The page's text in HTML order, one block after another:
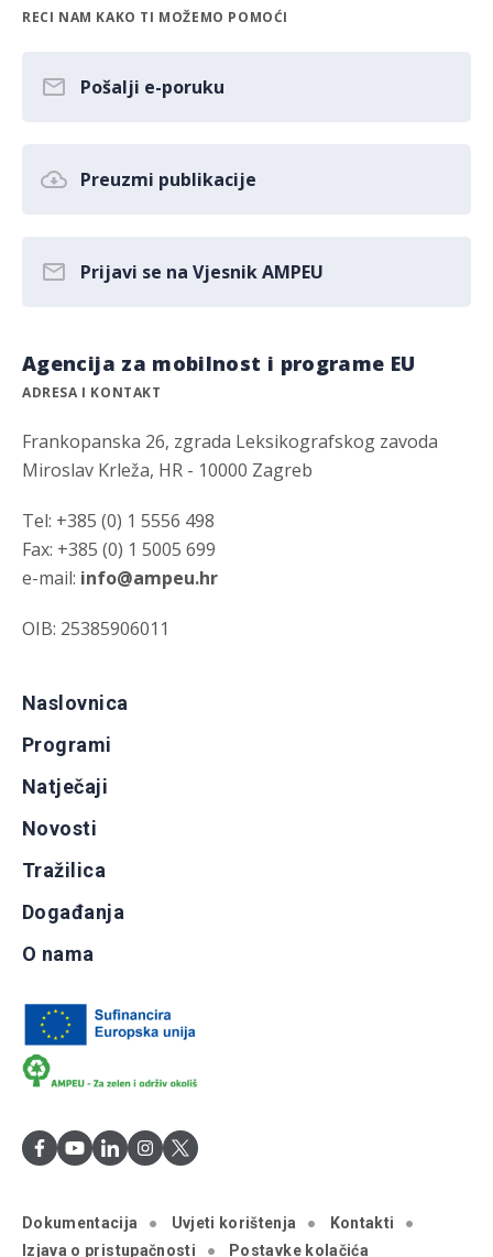
RECI NAM KAKO TI MOŽEMO POMOĆI
Pošalji e-poruku
Preuzmi publikacije
Prijavi se na Vjesnik AMPEU
Agencija za mobilnost i programe EU
ADRESA I KONTAKT
Frankopanska 26, zgrada Leksikografskog zavoda
Miroslav Krleža, HR - 10000 Zagreb
Tel: +385 (0) 1 5556 498
Fax: +385 (0) 1 5005 699
e-mail: info@ampeu.hr
OIB: 25385906011
Naslovnica
Programi
Natječaji
Novosti
Tražilica
Događanja
O nama
Dokumentacija Uvjeti korištenja
Kontakti
Izjava o pristupačnosti
Postavke kolačića